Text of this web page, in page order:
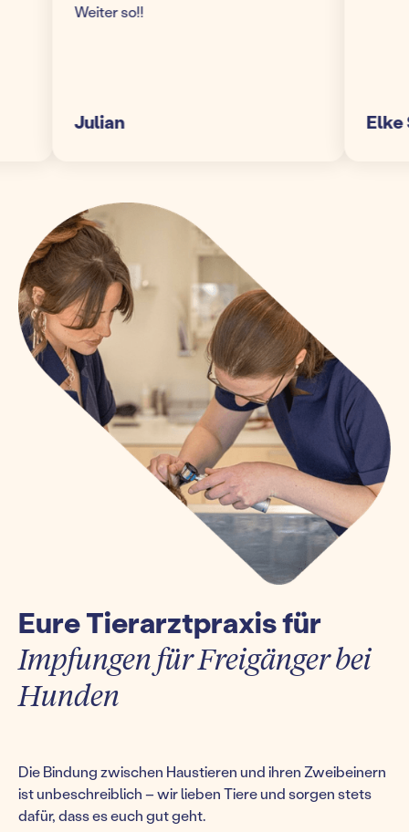
Weiter so!!
Julian Elke S.
Eure Tierarztpraxis für
Impfungen für Freigänger bei
Hunden
Die Bindung zwischen Haustieren und ihren Zweibeinern
ist unbeschreiblich – wir lieben Tiere und sorgen stets
dafür, dass es euch gut geht.